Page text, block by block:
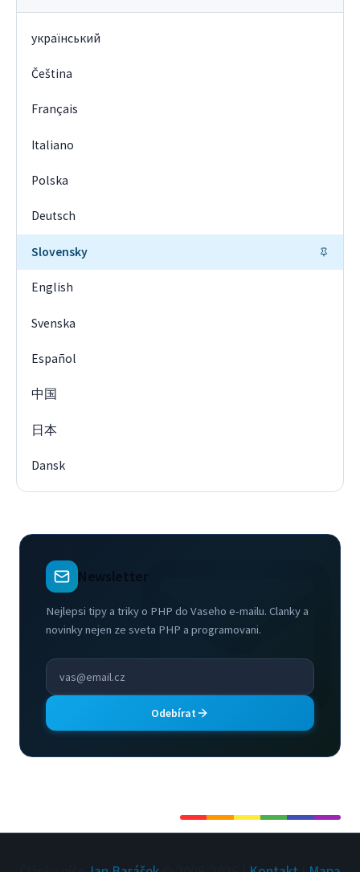
український
Čeština
Français
Italiano
Polska
Deutsch
Slovensky
English
Svenska
Español
中国
日本
Dansk
Newsletter
Nejlepsi tipy a triky o PHP do Vaseho e-mailu. Clanky a
novinky nejen ze sveta PHP a programovani.
Odebírat